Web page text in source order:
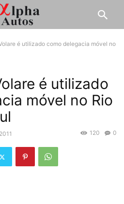
é utilizado como delegacia móvel no
é utilizado
móvel no Rio
0
120